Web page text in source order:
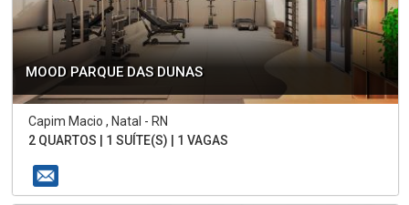
MOOD PARQUE DAS DUNAS
Capim Macio , Natal - RN
2 QUARTOS | 1 SUÍTE(S) | 1 VAGAS